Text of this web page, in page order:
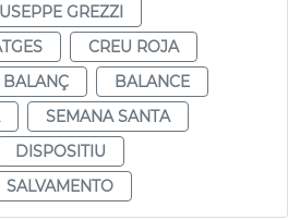
GREZZI
CREU ROJA
BALANÇ
BALANCE
SEMANA SANTA
DISPOSITIU
SALVAMENTO